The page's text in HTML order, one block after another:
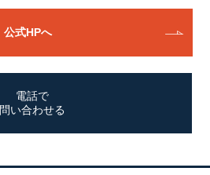
公式HPへ
電話で
問い合わせる